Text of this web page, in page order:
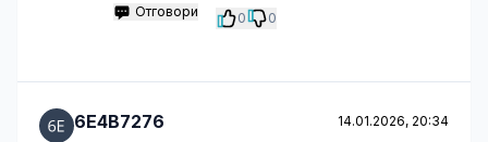
Отговори 0 0
6E4B7276 14.01.2026, 20:34